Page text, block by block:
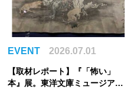
EVENT 2026.07.01
【取材レポート】『「怖い」
本』展。東洋文庫ミュージアム